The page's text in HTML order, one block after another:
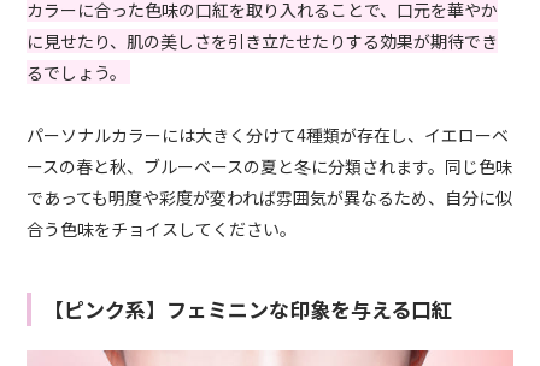
カラーに合った色味の口紅を取り入れることで、口元を華やか
に見せたり、肌の美しさを引き立たせたりする効果が期待でき
るでしょう。
パーソナルカラーには大きく分けて4種類が存在し、イエローベ
ースの春と秋、ブルーベースの夏と冬に分類されます。同じ色味
であっても明度や彩度が変われば雰囲気が異なるため、自分に似
合う色味をチョイスしてください。
【ピンク系】フェミニンな印象を与える口紅